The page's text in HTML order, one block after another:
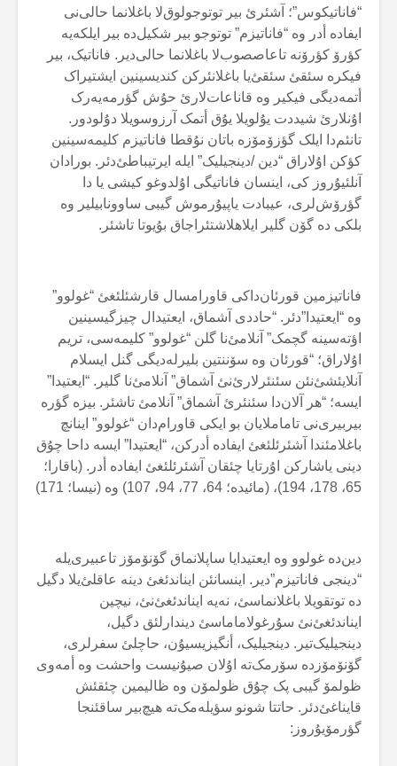
“فاناتیکوس”؛ آشئرئ بیر توتوجولوق‌لا باغلانما حالی‌نی
ایفادە أدر وە “فاناتیزم” توتوجو بیر شکیل‌دە بیر ایلکەیە
کؤرۆ کؤرۆنە تاعاصصوب‌لا باغلانما حالی‌دیر. فاناتیک، بیر
فیکرە سئقئ سئقئ‌یا باغلانئرکن کندیسینین ایشتیراک
أتمەدیگی فیکیر وە قاناعات‌لارئ حۇش گؤرمەیەرک
اۇنلارئ شیددت یۇلویلا یۇق أتمک آرزوسویلا دۇلودور.
تانئم‌دا ایلک گؤزۆمۆزە باتان نۇقطا فاناتیزم کلیمەسینین
کؤکن اۇلاراق “دین /دینجیلیک” ایلە ایرتیباطئ‌دئر. بورادان
آنلئیۇروز کی، اینسان فاناتیگی اۇلدوغو کیشی یا دا
گؤرۆش‌لری، عیبادت یاپیۇرموش گیبی ساوونابیلیر وە
بلکی دە گۆن گلیر ایلاهلاشتئراجاق بۇیوتا تاشئر.
فاناتیزمین قورئان‌داکی قاورامسال قارشئلئغئ “غولوو”
وە “ایعتیدا”دئر. “حاددی آشماق، ایعتیدال چیزگیسینین
اؤتەسینە گچمک” آنلامئ‌نا گلن “غولوو” کلیمەسی، تریم
اۇلاراق؛ “قورئان وە سۆننتین بلیرلەدیگی گنل ایسلام
آنلایئشئ‌نئن سئنئرلارئ‌نئ آشماق” آنلامئ‌نا گلیر. “ایعتیدا”
ایسە؛ “هر آلان‌دا سئنئرئ آشماق” آنلامئ تاشئر. بیزە گؤرە
بیربیری‌نی تاماملایان بو ایکی قاورام‌دان “غولوو” اینانچ
باغلامئندا آشئرئلئغئ ایفادە أدرکن، “ایعتیدا” ایسە داحا چۇق
دینی یاشارکن اۇرتایا چئقان آشئرئلئغئ ایفادە أدر. (باقارا؛
65، 178، 194)، (مائیدە؛ 64، 77، 94، 107) وە (نیسا؛ 171)
دین‌دە غولوو وە ایعتیدایا ساپلانماق گۆنۆمۆز تاعبیری‌یلە
“دینجی فاناتیزم”دیر. اینسانئن ایناندئغئ دینە عاقلئ‌یلا دگیل
دە توتقویلا باغلانماسئ، نەیە ایناندئغئ‌نئ، نیچین
ایناندئغئ‌نئ سۇرغولاماماسئ دیندارلئق دگیل،
دینجیلیک‌تیر. دینجیلیک، أنگیزیسیۇن، حاچلئ سفرلری،
گۆنۆمۆزدە سۆرمک‌تە اۇلان صیۇنیست واحشت وە أمەوی
ظولمۆ گیبی پک چۇق ظولمۆن وە ظالیمین چئقئش
قایناغئ‌دئر. حاتتا شونو سؤیلەمک‌تە هیچ‌بیر ساقئنجا
گؤرمۆیۇروز: